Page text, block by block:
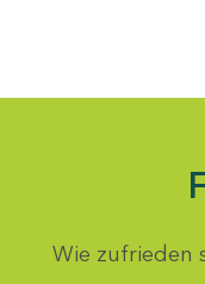
Wie zufrieden